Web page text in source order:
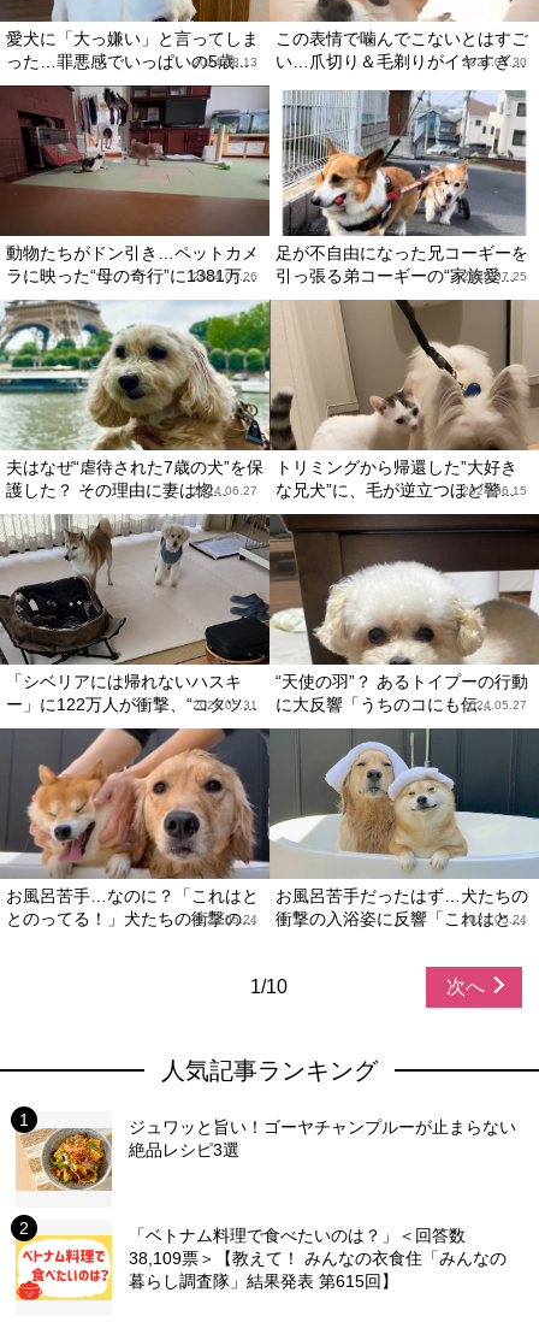
愛犬に「大っ嫌い」と言ってしま
った…罪悪感でいっぱいの5歳...
2024.08.13
この表情で噛んでこないとはすご
い…爪切り＆毛剃りがイヤすぎ...
2024.07.30
動物たちがドン引き…ペットカメ
ラに映った“母の奇行”に1381万...
2024.07.26
足が不自由になった兄コーギーを
引っ張る弟コーギーの“家族愛...
2024.07.25
夫はなぜ“虐待された7歳の犬”を保
護した？ その理由に妻は惚...
2024.06.27
トリミングから帰還した”大好き
な兄犬”に、毛が逆立つほど警...
2024.06.15
「シベリアには帰れないハスキ
ー」に122万人が衝撃、“コタツ...
2024.05.31
“天使の羽”？ あるトイプーの行動
に大反響「うちのコにも伝...2024.05.27
お風呂苦手…なのに？「これはと
とのってる！」犬たちの衝撃の...
2024.05.24
お風呂苦手だったはず…犬たちの
衝撃の入浴姿に反響「これはと...
2024.05.24
1/10 次へ
人気記事ランキング
ジュワッと旨い！ゴーヤチャンプルーが止まらない
絶品レシピ3選
「ベトナム料理で食べたいのは？」＜回答数
38,109票＞【教えて！ みんなの衣食住「みんなの
暮らし調査隊」結果発表 第615回】